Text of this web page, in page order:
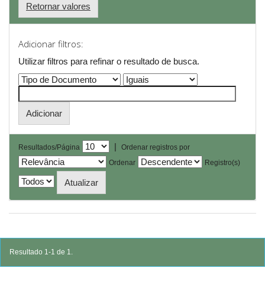
Retornar valores
Adicionar filtros:
Utilizar filtros para refinar o resultado de busca.
Resultados/Página |
Ordenar registros por
Ordenar
Registro(s)
Resultado 1-1 de 1.